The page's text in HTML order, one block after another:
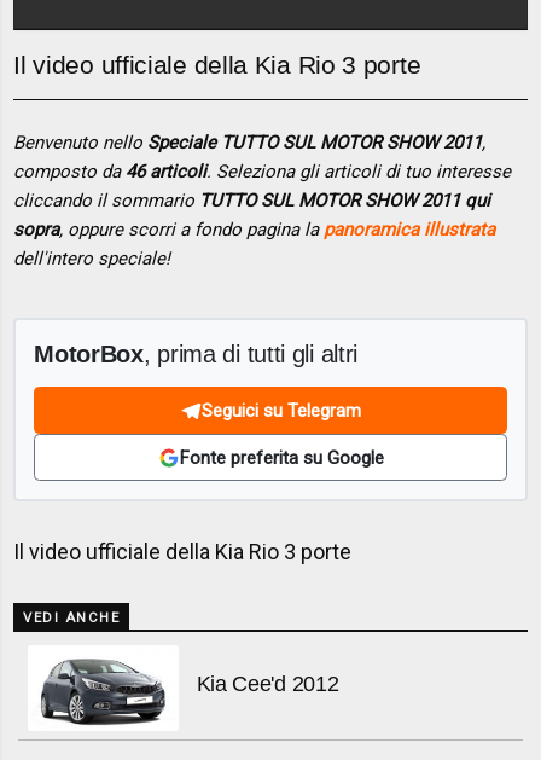
Il video ufficiale della Kia Rio 3 porte
Benvenuto nello Speciale TUTTO SUL MOTOR SHOW 2011,
composto da 46 articoli. Seleziona gli articoli di tuo interesse
cliccando il sommario TUTTO SUL MOTOR SHOW 2011 qui
sopra, oppure scorri a fondo pagina la panoramica illustrata
dell'intero speciale!
MotorBox, prima di tutti gli altri
Seguici su Telegram
Fonte preferita su Google
Il video ufficiale della Kia Rio 3 porte
VEDI ANCHE
Kia Cee'd 2012